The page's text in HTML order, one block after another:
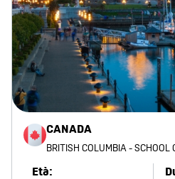
CANADA
BRITISH COLUMBIA - SCHOOL
Età: